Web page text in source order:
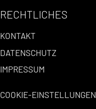
RECHTLICHES
KONTAKT
DATENSCHUTZ
IMPRESSUM
COOKIE-EINSTELLUNGEN